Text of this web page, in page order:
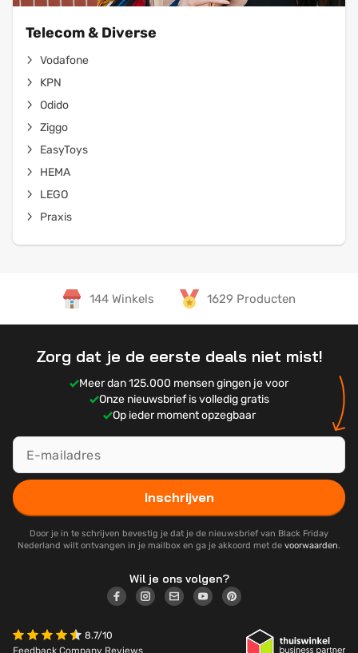
Telecom & Diverse
Vodafone
KPN
Odido
Ziggo
EasyToys
HEMA
LEGO
Praxis
144 Winkels 1629 Producten
Zorg dat je de eerste deals niet mist!
Meer dan 125.000 mensen gingen je voor
Onze nieuwsbrief is volledig gratis
Op ieder moment opzegbaar
Inschrijven
Door je in te schrijven bevestig je dat je de nieuwsbrief van Black Friday
Nederland wilt ontvangen in je mailbox en ga je akkoord met de voorwaarden.
Wil je ons volgen?
8.7/10
Feedback Company Reviews